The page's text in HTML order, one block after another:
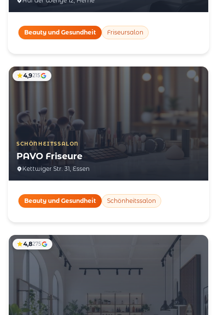
Beauty und Gesundheit Friseursalon
SCHÖNHEITSSALON
PAVO Friseure
Kettwiger Str. 31, Essen
4,9215
Beauty und Gesundheit Schönheitssalon
4,8275